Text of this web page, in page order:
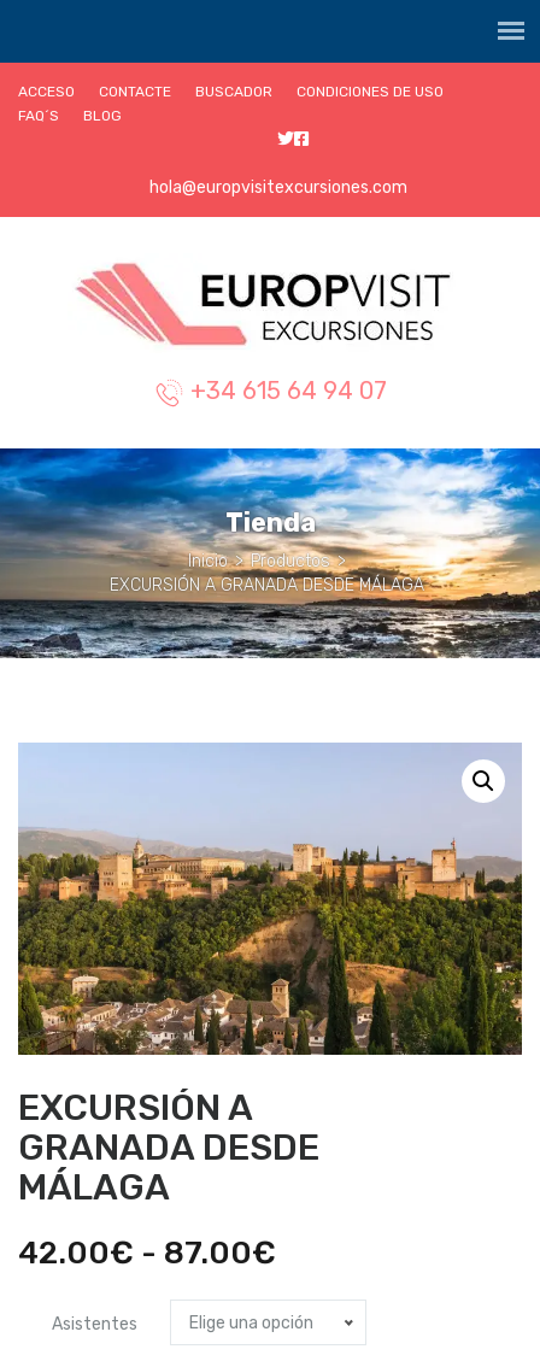
ACCESO CONTACTE BUSCADOR
CONDICIONES DE USO
FAQ´S
BLOG
hola@europvisitexcursiones.com
+34 615 64 94 07
Tienda
Inicio > Productos >
EXCURSIÓN A GRANADA DESDE MÁLAGA
EXCURSIÓN A
GRANADA DESDE
MÁLAGA
42.00€ - 87.00€
de
precios:
Asistentes Elige una opción